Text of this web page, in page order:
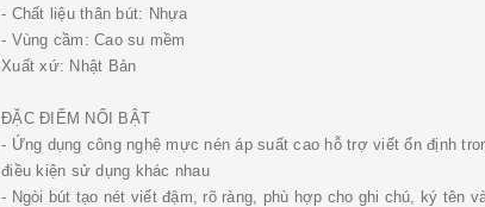
- Chất liệu thân bút: Nhựa
- Vùng cầm: Cao su mềm
Xuất xứ: Nhật Bản
ĐẶC ĐIỂM NỔI BẬT
- Ứng dụng công nghệ mực nén áp suất cao hỗ trợ viết ổn định
điều kiện sử dụng khác nhau
- Ngòi bút tạo nét viết đậm, rõ ràng, phù hợp cho ghi chú, ký tên